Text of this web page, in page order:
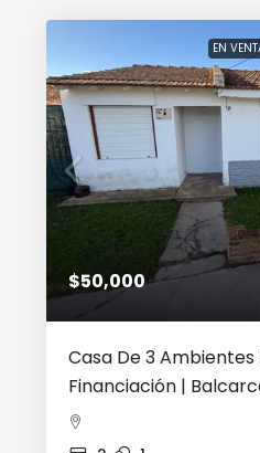
EN
$50,000
Casa De 3 Ambientes
Financiación |